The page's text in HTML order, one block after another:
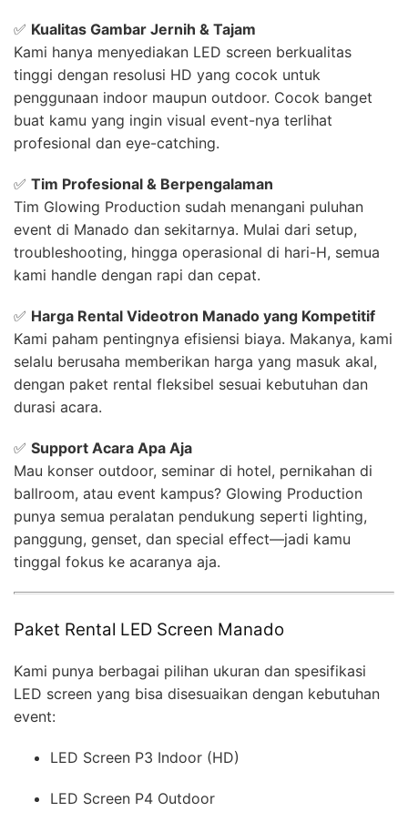
✅ Kualitas Gambar Jernih & Tajam
Kami hanya menyediakan LED screen berkualitas
tinggi dengan resolusi HD yang cocok untuk
penggunaan indoor maupun outdoor. Cocok banget
buat kamu yang ingin visual event-nya terlihat
profesional dan eye-catching.
✅ Tim Profesional & Berpengalaman
Tim Glowing Production sudah menangani puluhan
event di Manado dan sekitarnya. Mulai dari setup,
troubleshooting, hingga operasional di hari-H, semua
kami handle dengan rapi dan cepat.
✅ Harga Rental Videotron Manado yang Kompetitif
Kami paham pentingnya efisiensi biaya. Makanya, kami
selalu berusaha memberikan harga yang masuk akal,
dengan paket rental fleksibel sesuai kebutuhan dan
durasi acara.
✅ Support Acara Apa Aja
Mau konser outdoor, seminar di hotel, pernikahan di
ballroom, atau event kampus? Glowing Production
punya semua peralatan pendukung seperti lighting,
panggung, genset, dan special effect—jadi kamu
tinggal fokus ke acaranya aja.
Paket Rental LED Screen Manado
Kami punya berbagai pilihan ukuran dan spesifikasi
LED screen yang bisa disesuaikan dengan kebutuhan
event:
LED Screen P3 Indoor (HD)
LED Screen P4 Outdoor